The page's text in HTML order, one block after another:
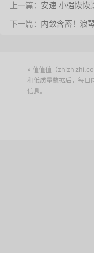
上一篇： 安速 小强恢恢
下一篇： 内敛含蓄！浪
» 值值值（
和低质量数据后，每日
信息。